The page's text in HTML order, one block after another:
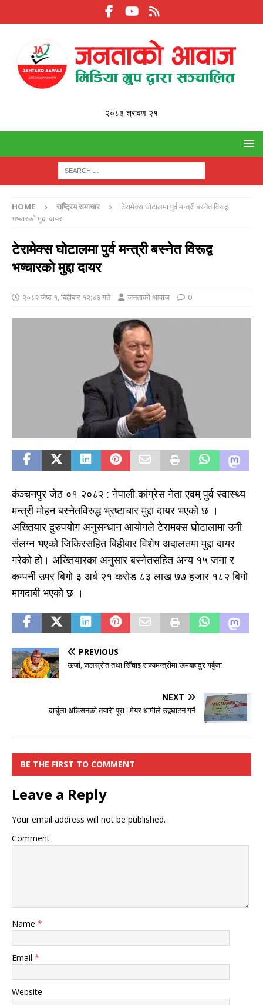
२०८३ श्रावण २१
HOME राष्ट्रिय समाचार
टेरामेक्स घाेटालमा पुर्व मन्त्री बस्नेत विरूद्व
भष्चारकाे मुद्दा दायर
टेरामेक्स घाेटालमा पुर्व मन्त्री बस्नेत विरूद्व
भष्चारकाे मुद्दा दायर
२०८२ जेष्ठ १, बिहीबार १२:४३ गते जनताको आवाज 0
कंञ्चनपुर जेठ ०१ २०८२ : नेपाली कांग्रेस नेता एवम् पुर्व स्वास्थ्य
मन्त्री मोहन बस्नेतविरुद्ध भ्रष्टाचार मुद्दा दायर भएको छ ।
अख्तियार दुरुपयोग अनुसन्धान आयोगले टेरामक्स घोटालामा उनी
संलग्न भएको जिकिरसहित बिहीबार विशेष अदालतमा मुद्दा दायर
गरेको हो। अख्तियारका अनुसार बस्नेतसहित अन्य १५ जना र
कम्पनी उपर बिगो ३ अर्ब २१ करोड ८३ लाख ७७ हजार १८२ बिगो
मागदाबी भएको छ ।
PREVIOUS
ऊर्जा, जलस्रोत तथा सिँचाइ राज्यमन्त्रीमा खमबहादुर गर्बुजा
NEXT
दार्चुला अडिसनकाे तयारी पूरा : मेयर धामीले उद्वघाटन गर्ने
BE THE FIRST TO COMMENT
Leave a Reply
Your email address will not be published.
Comment
Name *
Email *
Website